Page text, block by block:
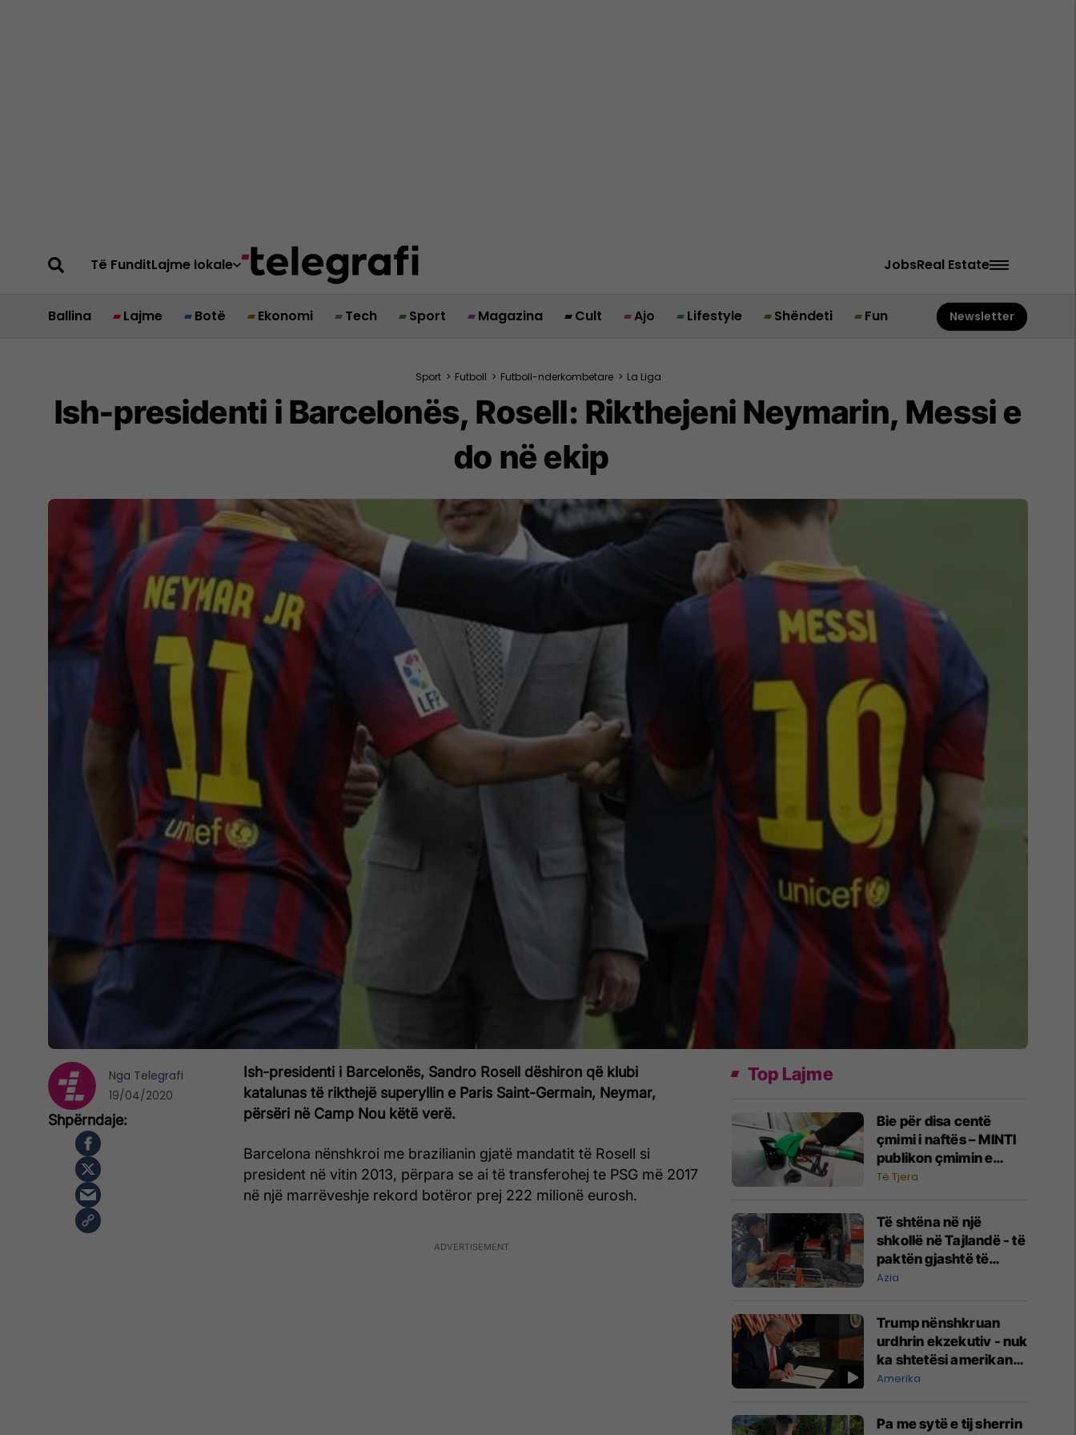
Të FunditLajme lokale JobsReal Estate
Ballina Lajme Botë Ekonomi Tech Sport Magazina Cult Ajo Lifestyle Shëndeti Fun Newsletter
Sport > Futboll > Futboll-nderkombetare > La Liga
Ish-presidenti i Barcelonës, Rosell: Rikthejeni Neymarin, Messi e
do në ekip
Ish-presidenti i Barcelonës, Sandro Rosell dëshiron që klubi
katalunas të rikthejë superyllin e Paris Saint-Germain, Neymar,
përsëri në Camp Nou këtë verë.
Barcelona nënshkroi me brazilianin gjatë mandatit të Rosell si
president në vitin 2013, përpara se ai të transferohej te PSG më 2017
në një marrëveshje rekord botëror prej 222 milionë eurosh.
Nga Telegrafi
19/04/2020
Top Lajme
Bie për disa centë
çmimi i naftës – MINTI
publikon çmimin e
derivateve
Të Tjera
Të shtëna në një
shkollë në Tajlandë - të
paktën gjashtë të
vrarë, eliminohet edhe
Azia
Trump nënshkruan
urdhrin ekzekutiv - nuk
ka shtetësi amerikane
përmes lindjes së
Amerika
Pa me sytë e tij sherrin